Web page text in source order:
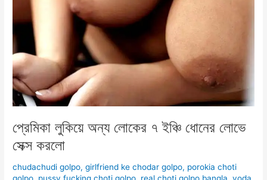
প্রেমিকা লুকিয়ে অন্য লোকের ৭ ইঞ্চি ধোনের লোভে
সেক্স করলো
chudachudi golpo,girlfriend ke chodar golpo, porokia choti
golpo, pussy fucking choti golpo, real choti golpo bangla,voda